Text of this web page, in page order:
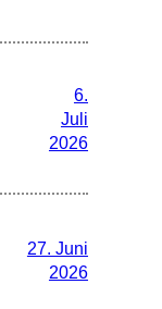
6.
Juli
2026
27. Juni
2026